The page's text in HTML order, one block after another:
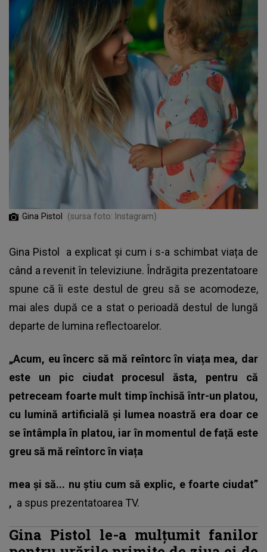
Gina Pistol (sursa foto: Instagram)
Gina Pistol
a explicat și cum i s-a schimbat viața de
când a revenit în televiziune. Îndrăgita prezentatoare
spune că îi este destul de greu să se acomodeze,
mai ales după ce a stat o perioadă destul de lungă
departe de lumina reflectoarelor.
„Acum, eu încerc să mă reîntorc în viața mea, dar
este un pic ciudat procesul ăsta, pentru că
petreceam foarte mult timp închisă într-un platou,
cu lumină artificială și lumea noastră era doar ce
se întâmpla în platou, iar în momentul de față este
greu să mă reîntorc în viața
mea și să... nu știu cum să explic, e foarte ciudat”
, a spus prezentatoarea TV.
Gina Pistol le-a mulțumit fanilor